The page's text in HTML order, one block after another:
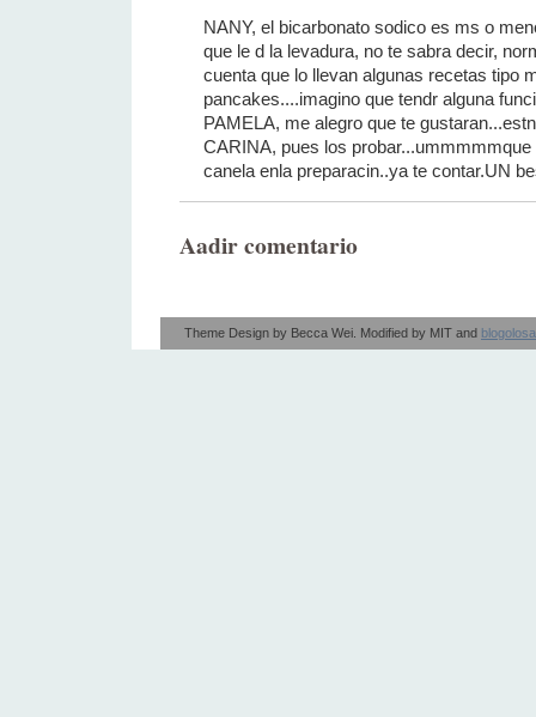
NANY, el bicarbonato sodico es ms o
que le d la levadura, no te sabra decir,
cuenta que lo llevan algunas recetas tipo
pancakes....imagino que tendr alguna
PAMELA, me alegro que te
CARINA, pues los
canela enla preparacin..ya te contar.UN
Aadir comentario
Theme Design by Becca Wei. Modified by MIT and